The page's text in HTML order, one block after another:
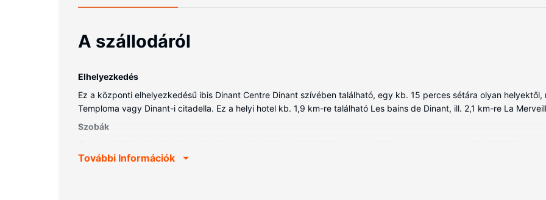
A szállodáról
Elhelyezkedés
Ez a központi elhelyezkedésű ibis Dinant Centre Dinant szívében található, egy kb. 15 perces sétára olyan
Temploma vagy Dinant-i citadella. Ez a helyi hotel kb. 1,9 km-re található Les bains de Dinant, ill. 2,1 km-re La
Szobák
kábelcsatornák kínálata mind a vendégek kikapcsolódását szolgálja. A fürdőszobák mindegyikében van zuhanyzó
További Információk